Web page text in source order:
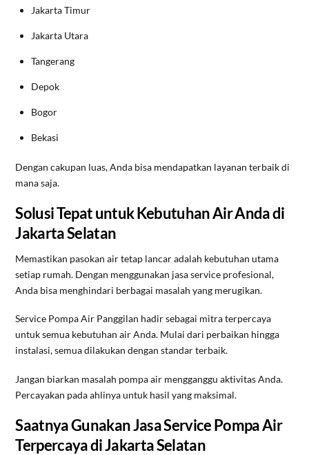
Jakarta Timur
Jakarta Utara
Tangerang
Depok
Bogor
Bekasi
Dengan cakupan luas, Anda bisa mendapatkan layanan terbaik di
mana saja.
Solusi Tepat untuk Kebutuhan Air Anda di
Jakarta Selatan
Memastikan pasokan air tetap lancar adalah kebutuhan utama
setiap rumah. Dengan menggunakan jasa service profesional,
Anda bisa menghindari berbagai masalah yang merugikan.
Service Pompa Air Panggilan hadir sebagai mitra terpercaya
untuk semua kebutuhan air Anda. Mulai dari perbaikan hingga
instalasi, semua dilakukan dengan standar terbaik.
Jangan biarkan masalah pompa air mengganggu aktivitas Anda.
Percayakan pada ahlinya untuk hasil yang maksimal.
Saatnya Gunakan Jasa Service Pompa Air
Terpercaya di Jakarta Selatan